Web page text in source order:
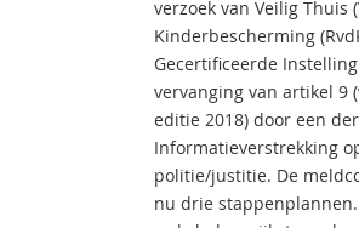
verzoek van Veilig Thuis
Kinderbescherming
Gecertificeerde
vervanging van artikel 9
editie 2018) door een
Informatieverstrekking
politie/justitie. De
nu drie